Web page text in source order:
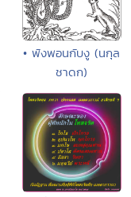
• พังพอนกับงู (นกุล
ชาดก)